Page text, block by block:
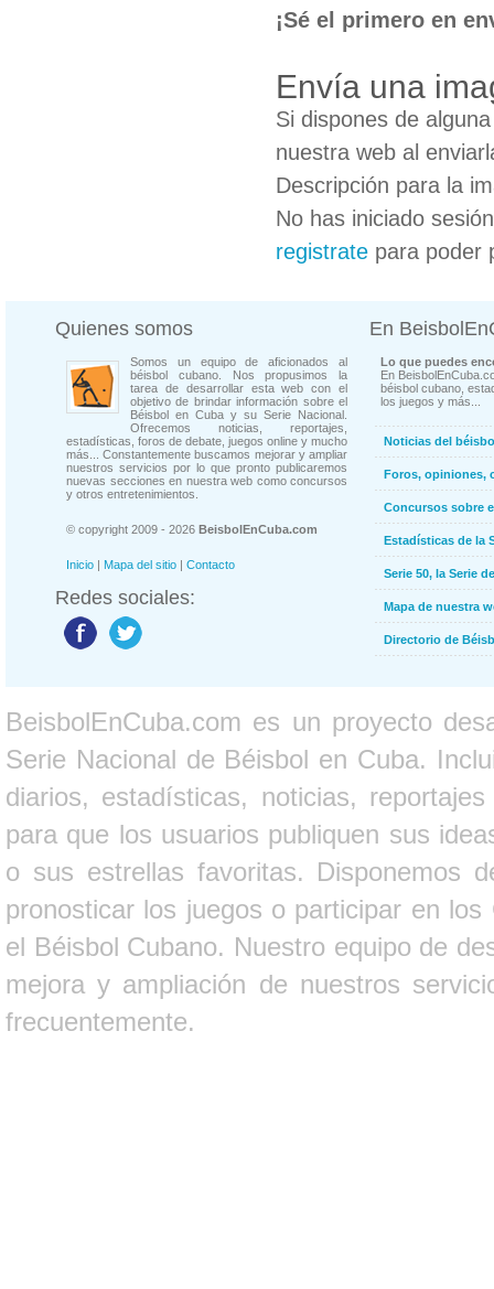
¡Sé el primero en
Envía una
Si dispones de
nuestra web al
Descripción para la
No has iniciado
registrate para poder
Quienes somos
Somos un equipo de aficionados al
béisbol cubano. Nos propusimos la
tarea de desarrollar esta web con el
objetivo de brindar información sobre el
Béisbol en Cuba y su Serie Nacional.
Ofrecemos noticias, reportajes,
estadísticas, foros de debate, juegos online y mucho
más... Constantemente buscamos mejorar y ampliar
nuestros servicios por lo que pronto publicaremos
nuevas secciones en nuestra web como concursos
y otros entretenimientos.
© copyright 2009 - 2026 BeisbolEnCuba.com
Inicio | Mapa del sitio | Contacto
Redes sociales:
En
Lo que puedes
En
béisbol cubano,
los juegos y más...
Noticias del
Foros, opiniones,
Concursos sobre
Estadísticas de la
Serie 50, la Serie
Mapa de nuestra
Directorio de
BeisbolEnCuba.com es un proyecto
Serie Nacional de Béisbol en Cuba.
diarios, estadísticas, noticias,
para que los usuarios publiquen sus
o sus estrellas favoritas. Disponemos
pronosticar los juegos o participar en
el Béisbol Cubano. Nuestro equipo de
mejora y ampliación de nuestros
frecuentemente.